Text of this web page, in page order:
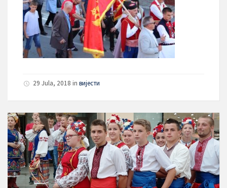
29 Jula, 2018 in вијести